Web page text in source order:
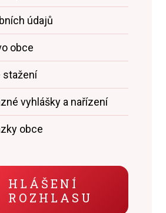
údajů
obce
stažení
vyhlášky a nařízení
obce
HLÁŠENÍ
ROZHLASU